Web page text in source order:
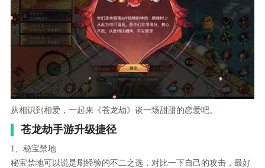
从相识到相爱，一起来《苍龙劫》谈一场甜甜的恋爱吧。
苍龙劫手游升级捷径
1、秘宝禁地
秘宝禁地可以说是刷经验的不二之选，对比一下自己的攻击，最好